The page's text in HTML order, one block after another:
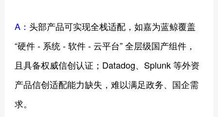
A： 头部产品可实现全栈适配，如嘉为蓝鲸覆盖
“硬件 - 系统 - 软件 - 云平台” 全层级国产组件，
且具备权威信创认证；Datadog、Splunk 等外资
产品信创适配能力缺失，难以满足政务、国企需
求。